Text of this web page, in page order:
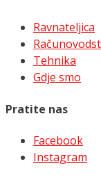
Ravnateljica
Tehnika
Gdje smo
Pratite nas
Facebook
Instagram